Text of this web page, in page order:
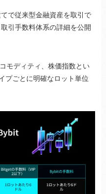
で従来型金融資産を取引で
取引手数料体系の詳細を公開
モディティ、株価指数とい
プごとに明確なロット単位